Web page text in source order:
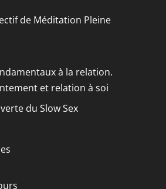
de Méditation Pleine
à la relation.
et relation à soi
du Slow Sex